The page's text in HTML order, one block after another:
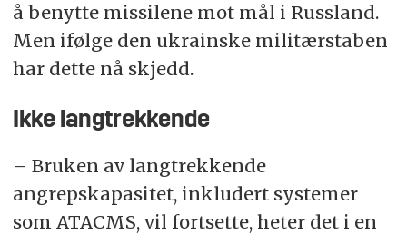
å benytte missilene mot mål i Russland.
Men ifølge den ukrainske militærstaben
har dette nå skjedd.
Ikke langtrekkende
– Bruken av langtrekkende
angrepskapasitet, inkludert systemer
som ATACMS, vil fortsette, heter det i en